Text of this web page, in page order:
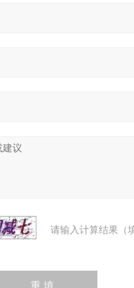
请输入计算结果（